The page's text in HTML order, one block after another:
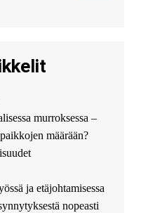
murroksessa –
määrään?
ja etäjohtamisessa
nopeasti